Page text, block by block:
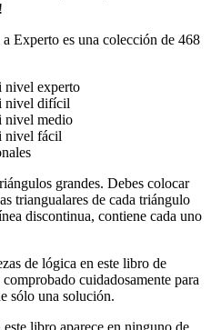
Experto es una colección de 468
nivel experto
nivel difícil
nivel medio
nivel fácil
grandes. Debes colocar
triangualares de cada triángulo
discontinua, contiene cada uno
de lógica en este libro de
cuidadosamente para
sólo una solución.